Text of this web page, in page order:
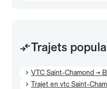
Trajets
VTC Saint-Chamond →
Trajet en vtc Saint-